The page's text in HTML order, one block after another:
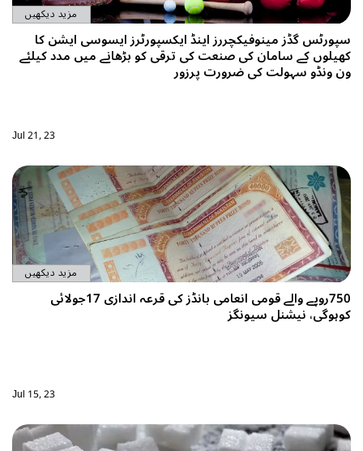
مزید دیکھیں
سپورٹس گڈز مینوفیکچررز اینڈ ایکسپورٹرز ایسوسی ایشن کا
کھیلوں کے سامان کی صنعت کی ترقی کو بڑھانے میں مدد کیلئے
ون ونڈو سہولت کی ضرورت پرزور
Jul 21, 23
مزید دیکھیں
750روپے والے قومی انعامی بانڈز کی قرعہ اندازی 17جولائی
کوہوگی، نیشنل سیونگز
Jul 15, 23